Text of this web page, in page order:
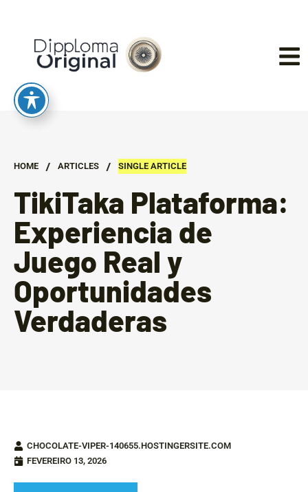
HOME / ARTICLES / SINGLE ARTICLE
TikiTaka Plataforma:
Experiencia de
Juego Real y
Oportunidades
Verdaderas
CHOCOLATE-VIPER-140655.HOSTINGERSITE.COM
FEVEREIRO 13, 2026